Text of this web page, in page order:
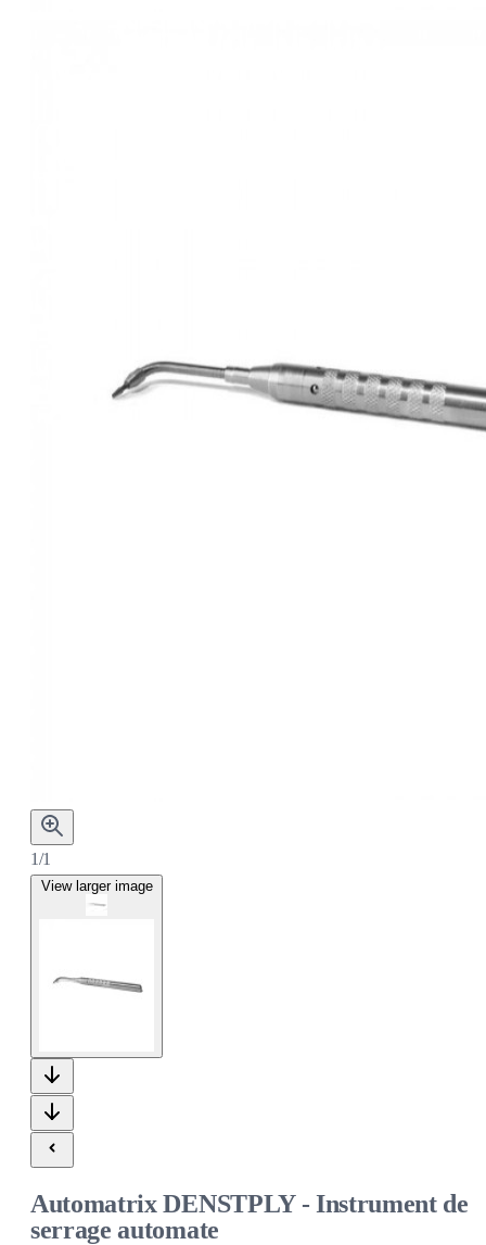
1/1
View larger image
Automatrix DENSTPLY - Instrument de
serrage automate